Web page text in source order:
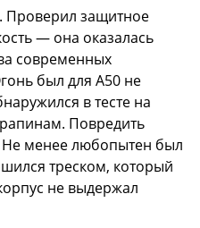
Проверил защитное
— она оказалась
современных
был для A50 не
в тесте на
Повредить
Не менее любопытен был
треском, который
не выдержал